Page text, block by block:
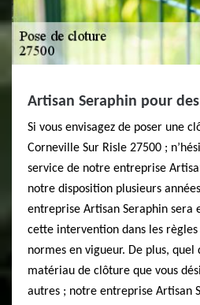
Artisan Seraphin pour
Si vous envisagez de poser une
Corneville Sur Risle 27500 ;
service de notre entreprise
notre disposition plusieurs
entreprise Artisan Seraphin sera
cette intervention dans les
normes en vigueur. De plus, quel
matériau de clôture que vous
autres ; notre entreprise Artisan